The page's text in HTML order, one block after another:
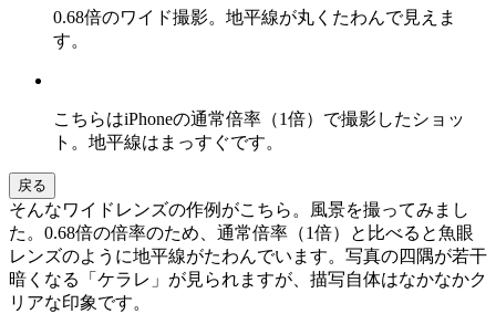
0.68倍のワイド撮影。地平線が丸くたわんで見えま
す。
こちらはiPhoneの通常倍率（1倍）で撮影したショッ
ト。地平線はまっすぐです。
戻る
そんなワイドレンズの作例がこちら。風景を撮ってみまし
た。0.68倍の倍率のため、通常倍率（1倍）と比べると魚眼
レンズのように地平線がたわんでいます。写真の四隅が若干
暗くなる「ケラレ」が見られますが、描写自体はなかなかク
リアな印象です。